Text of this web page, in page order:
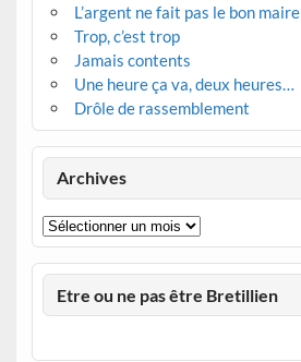
L’argent ne fait pas le bon maire
Trop, c’est trop
Jamais contents
Une heure ça va, deux heures…
Drôle de rassemblement
Archives
Archives
Etre ou ne pas être Bretillien